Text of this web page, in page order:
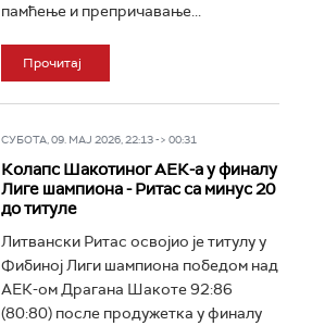
памћење и препричавање...
Прочитај
СУБОТА, 09. МАЈ 2026, 22:13 -> 00:31
Колапс Шакотиног АЕК-а у финалу
Лиге шампиона - Ритас са минус 20
до титуле
Литвански Ритас освојио је титулу у
Фибиној Лиги шампиона победом над
АЕК-ом Драгана Шакоте 92:86
(80:80) после продужетка у финалу